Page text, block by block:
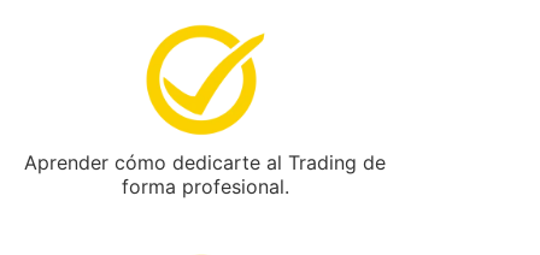
Aprender cómo dedicarte al Trading de
forma profesional.